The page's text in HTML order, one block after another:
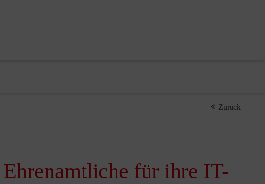
Zurück
für ihre IT-